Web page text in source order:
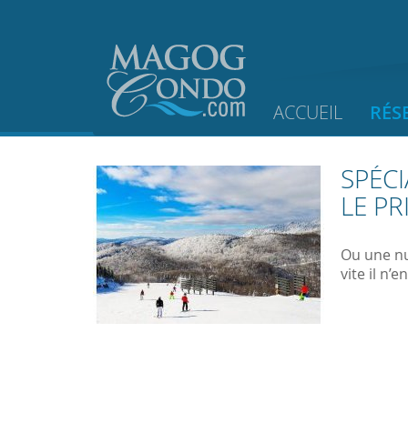
ACCUEIL
LE
Ou une
vite il